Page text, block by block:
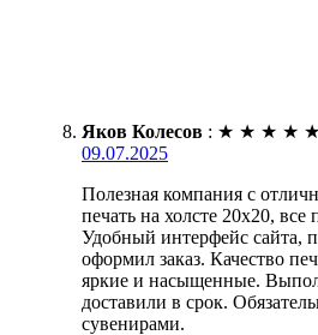
Яков Колесов : ★ ★ ★ ★ ★
09.07.2025
Полезная компания с
печать на холсте 20х20, все
Удобный интерфейс сайта,
оформил заказ. Качество
яркие и насыщенные.
доставили в срок.
сувенирами.